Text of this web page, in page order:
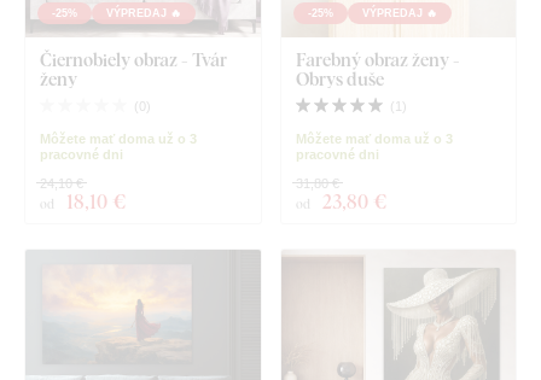
-25% VÝPREDAJ 🔥
Čiernobiely obraz - Tvár
ženy
( 0)
Môžete mať doma už o 3
pracovné dni
od 18,10 €
24,10 €
-25% VÝPREDAJ 🔥
Farebný obraz ženy -
Obrys duše
( 1 )
Môžete mať doma už o 3
pracovné dni
od 23,80 €
31,80 €